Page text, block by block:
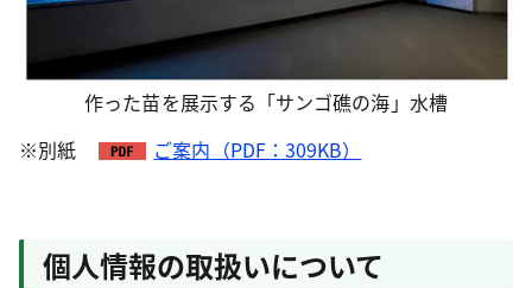
作った苗を展示する「サンゴ礁の海」水槽
※別紙
ご案内（PDF：309KB）
個人情報の取扱いについて